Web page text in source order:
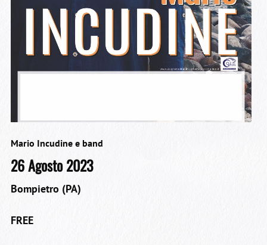
Mario Incudine e band
26 Agosto 2023
Bompietro (PA)
FREE